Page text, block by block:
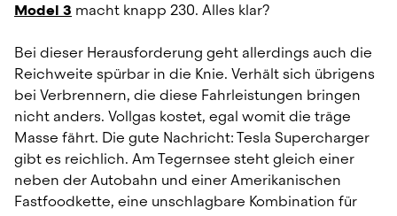
Model 3 macht knapp 230. Alles klar?
Bei dieser Herausforderung geht allerdings auch die
Reichweite spürbar in die Knie. Verhält sich übrigens
bei Verbrennern, die diese Fahrleistungen bringen
nicht anders. Vollgas kostet, egal womit die träge
Masse fährt. Die gute Nachricht: Tesla Supercharger
gibt es reichlich. Am Tegernsee steht gleich einer
neben der Autobahn und einer Amerikanischen
Fastfoodkette, eine unschlagbare Kombination für